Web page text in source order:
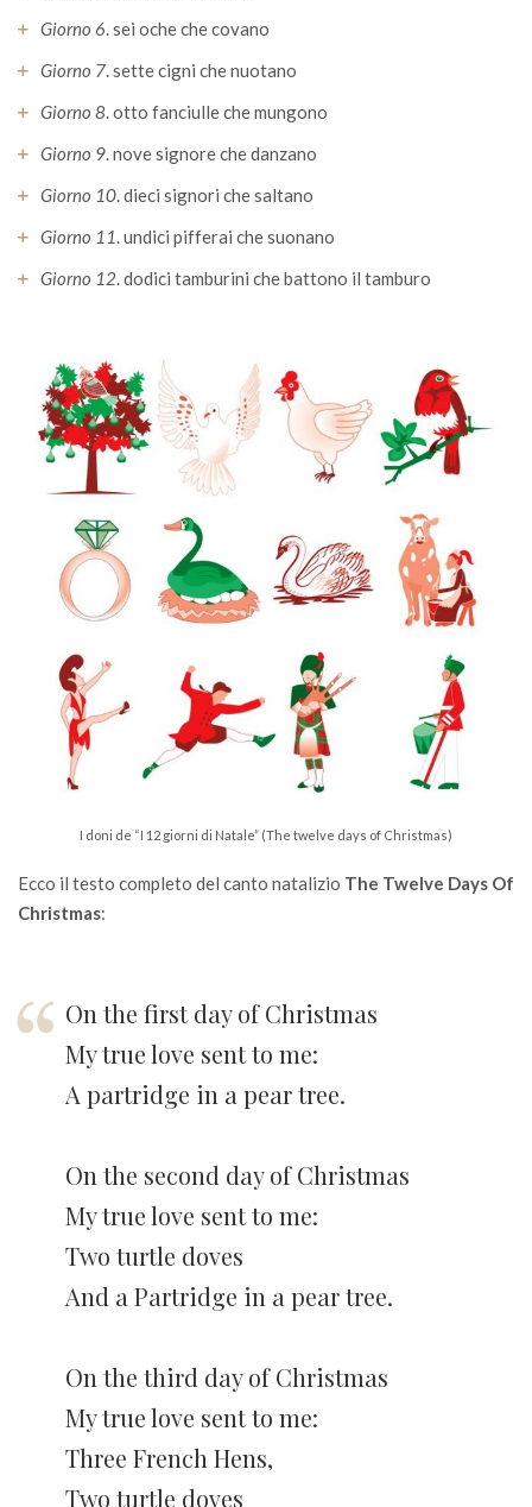
Giorno 6 . sei oche che covano
Giorno 7 . sette cigni che nuotano
Giorno 8 . otto fanciulle che mungono
Giorno 9 . nove signore che danzano
Giorno 10 . dieci signori che saltano
Giorno 11 . undici pifferai che suonano
Giorno 12 . dodici tamburini che battono il tamburo
I doni de “I 12 giorni di Natale” (The twelve days of Christmas)
Ecco il testo completo del canto natalizio The Twelve Days Of
Christmas:
On the first day of Christmas
My true love sent to me:
A partridge in a pear tree.
On the second day of Christmas
My true love sent to me:
Two turtle doves
And a Partridge in a pear tree.
On the third day of Christmas
My true love sent to me:
Three French Hens,
Two turtle doves